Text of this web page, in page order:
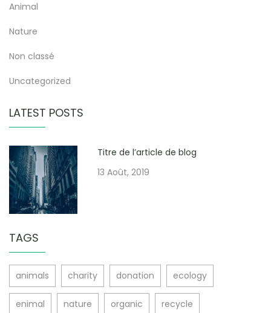
Animal
Nature
Non classé
Uncategorized
LATEST POSTS
Titre de l’article de blog
13 Août, 2019
TAGS
animals charity donation ecology
enimal nature organic recycle